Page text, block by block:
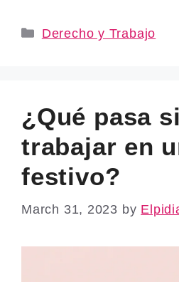
Categories
Derecho y Trabajo
¿Qué pasa
trabajar en
festivo?
March 31, 2023 by